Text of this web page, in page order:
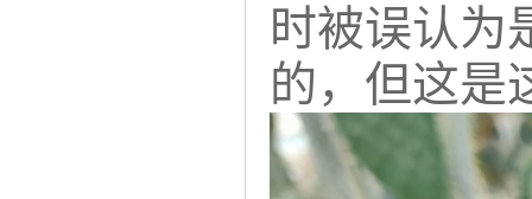
时被误认为
的，但这是